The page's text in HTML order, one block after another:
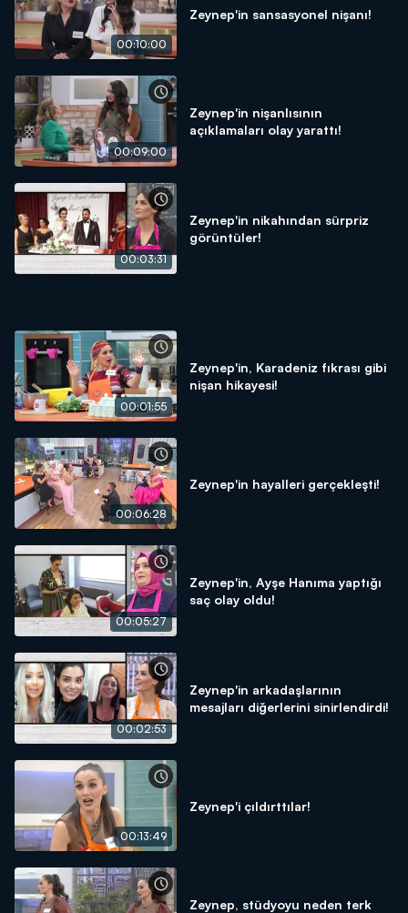
00:10:00
Zeynep'in sansasyonel nişanı!
00:09:00
Zeynep'in nişanlısının
açıklamaları olay yarattı!
00:03:31
Zeynep'in nikahından sürpriz
görüntüler!
00:01:55
Zeynep'in, Karadeniz fıkrası gibi
nişan hikayesi!
00:06:28
Zeynep'in hayalleri gerçekleşti!
00:05:27
Zeynep'in, Ayşe Hanıma yaptığı
saç olay oldu!
00:02:53
Zeynep'in arkadaşlarının
mesajları diğerlerini sinirlendirdi!
00:13:49
Zeynep'i çıldırttılar!
Zeynep, stüdyoyu neden terk